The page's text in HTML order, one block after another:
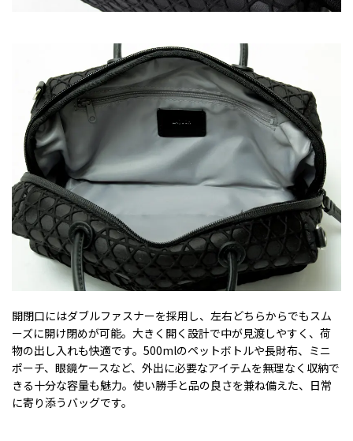
開閉口にはダブルファスナーを採用し、左右どちらからでもスム
ーズに開け閉めが可能。大きく開く設計で中が見渡しやすく、荷
物の出し入れも快適です。500mlのペットボトルや長財布、ミニ
ポーチ、眼鏡ケースなど、外出に必要なアイテムを無理なく収納で
きる十分な容量も魅力。使い勝手と品の良さを兼ね備えた、日常
に寄り添うバッグです。